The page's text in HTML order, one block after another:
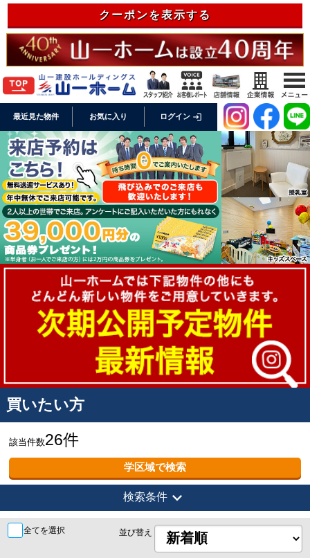
クーポンを表示する
最近見た物件 お気に入り ログイン login
買いたい方
該当件数26件
学区域で検索
検索条件 expand_more
全てを選択 並び替え